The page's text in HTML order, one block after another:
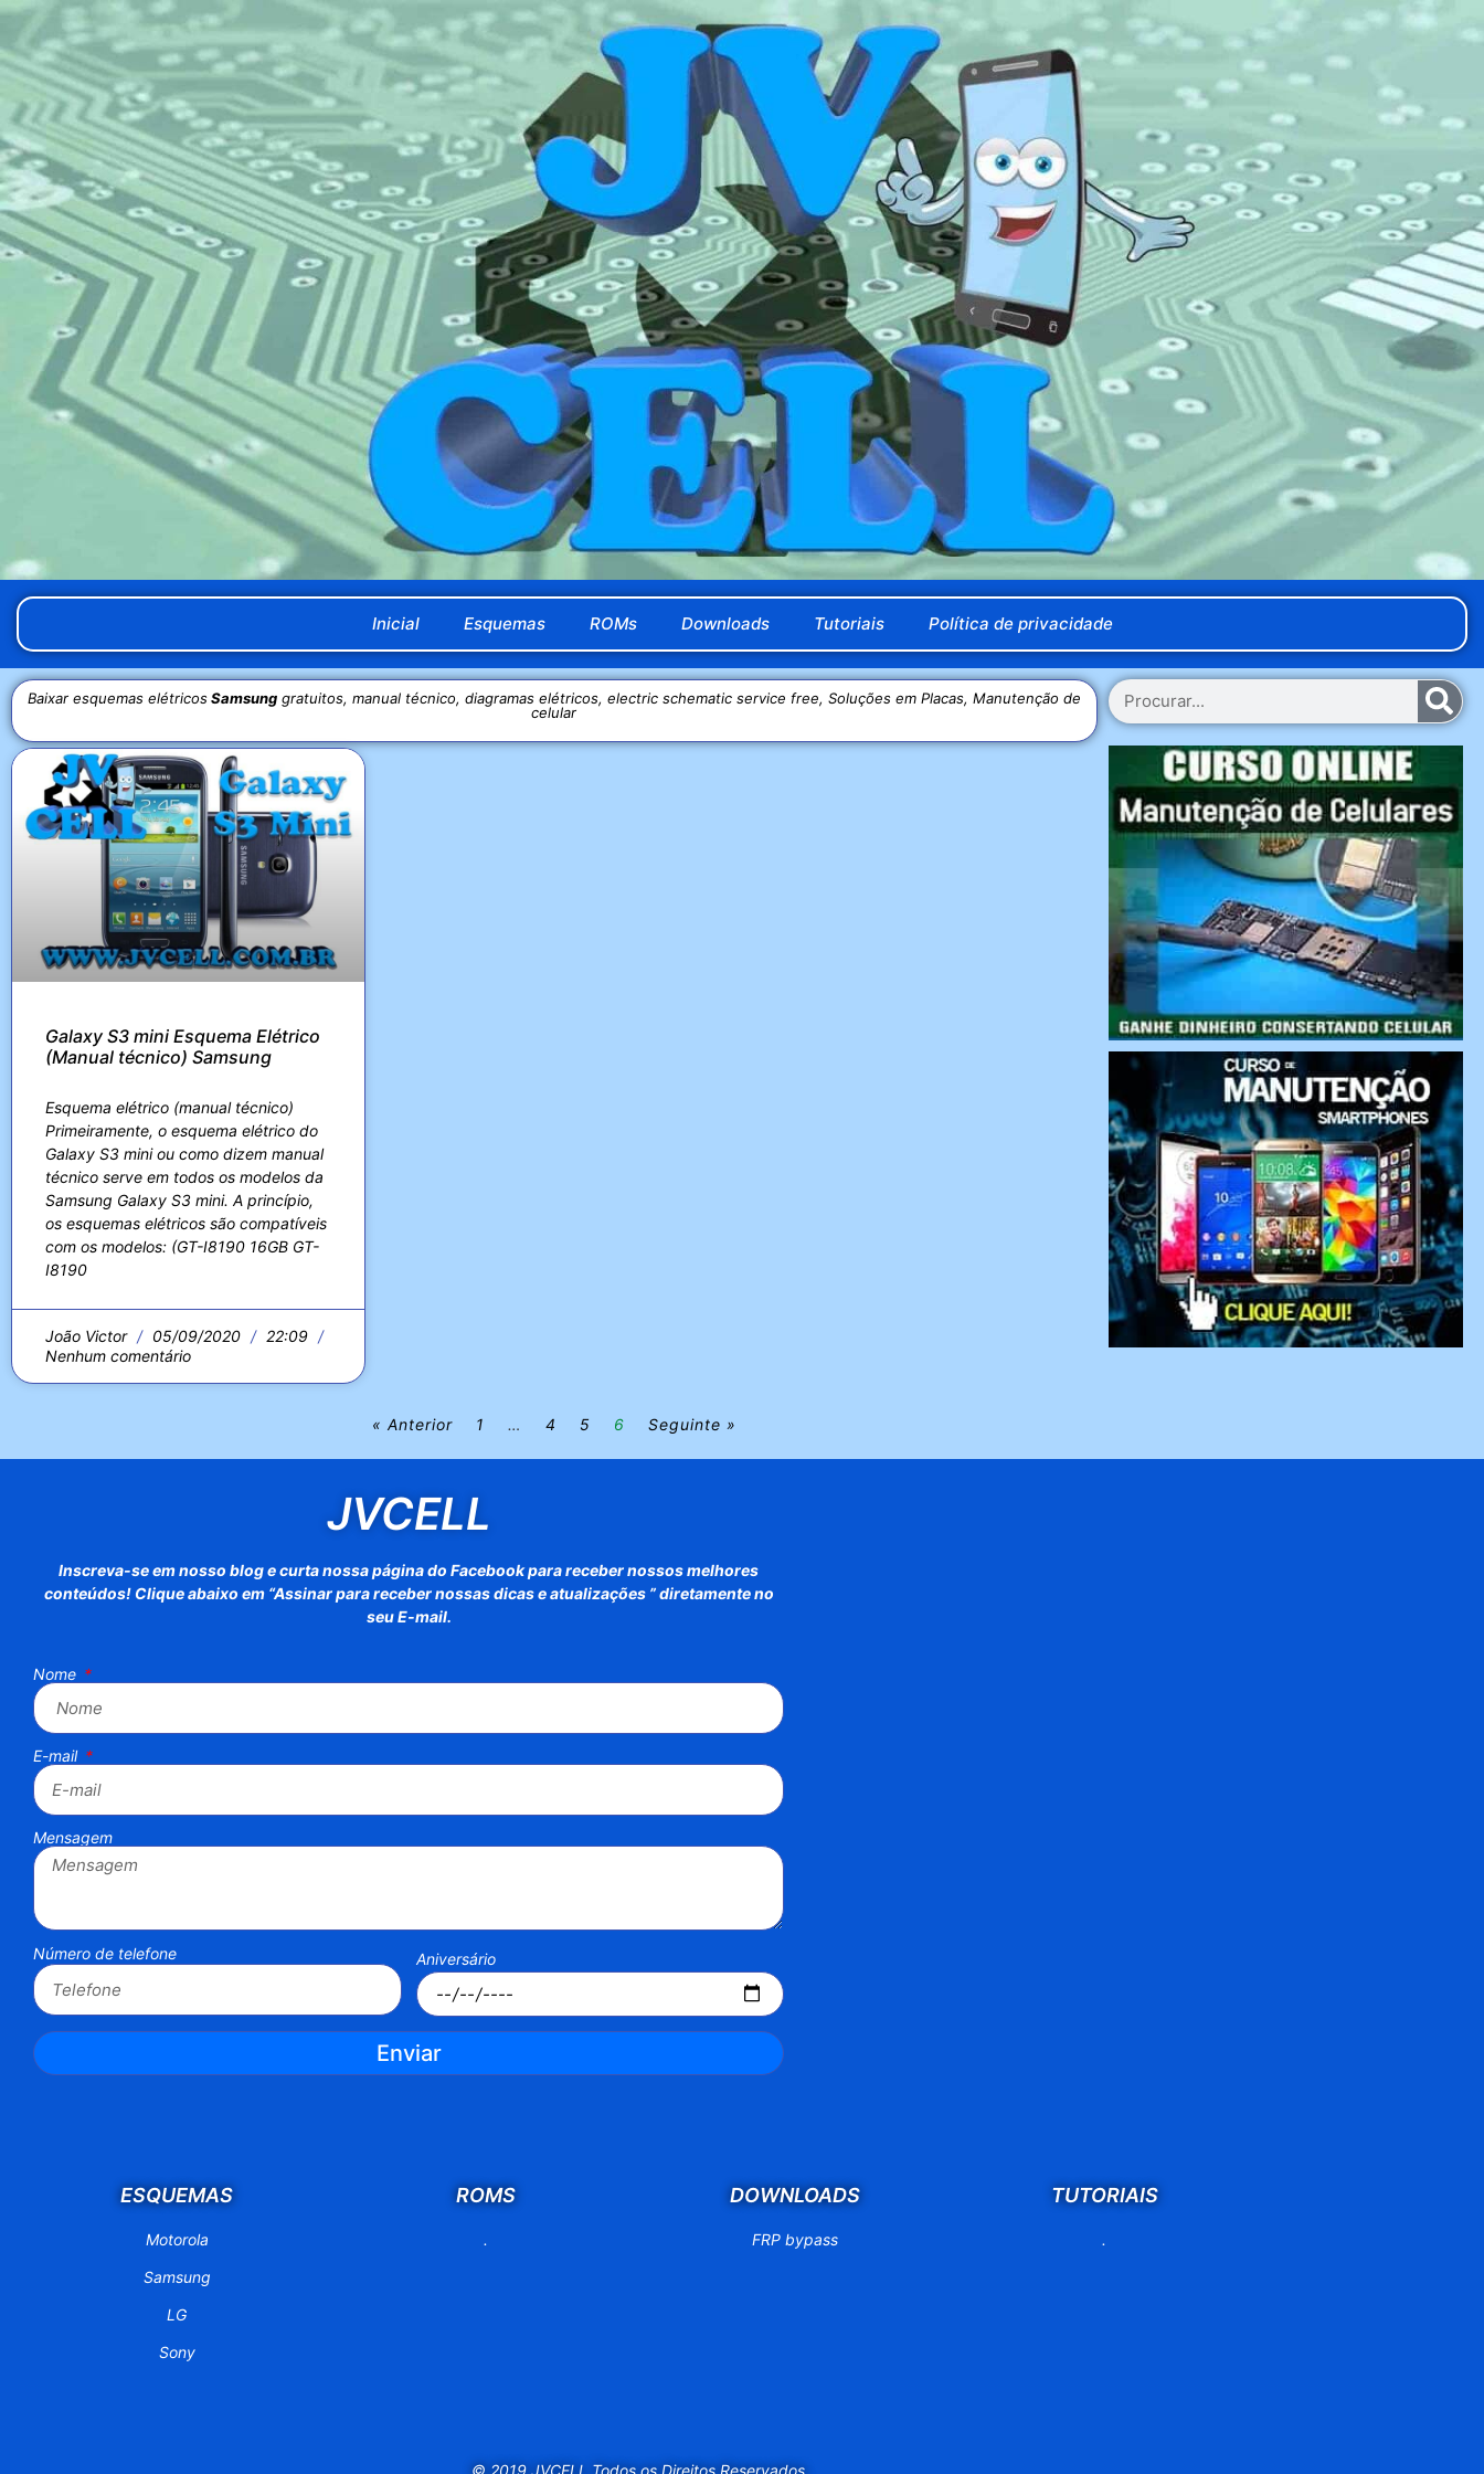
Inicial Esquemas ROMs Downloads Tutoriais Política de privacidade
Baixar esquemas elétricosSamsunggratuitos, manual técnico, diagramas elétricos, electric schematic service free, Soluções em Placas, Manutenção de
celular
Galaxy S3 mini Esquema Elétrico
(Manual técnico) Samsung
Esquema elétrico (manual técnico)
Primeiramente, o esquema elétrico do
Galaxy S3 mini ou como dizem manual
técnico serve em todos os modelos da
Samsung Galaxy S3 mini. A princípio,
os esquemas elétricos são compatíveis
com os modelos: (GT-I8190 16GB GT-
I8190
João Victor 05/09/2020
22:09
Nenhum comentário
« Anterior 1 … 4 5 6 Seguinte »
JVCELL
Inscreva-se em nosso blog e curta nossa página do Facebook para receber nossos melhores
conteúdos! Clique abaixo em “Assinar para receber nossas dicas e atualizações ” diretamente no
seu E-mail.
Nome
E-mail
Mensagem
Número de telefone Aniversário
Enviar
ESQUEMAS
Motorola
Samsung
LG
Sony
ROMS
.
DOWNLOADS
FRP bypass
TUTORIAIS
.
© 2019 JVCELL Todos os Direitos Reservados.